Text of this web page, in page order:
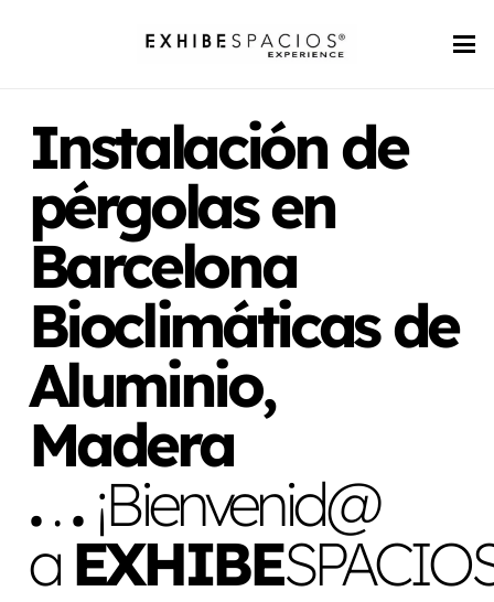
Instalación de
pérgolas en
Barcelona
Bioclimáticas de
Aluminio,
Madera
... ¡Bienvenid@
a EXHIBE